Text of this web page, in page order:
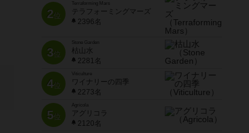
2位
Terraforming Mars
テラフォーミングマーズ
2396名
3位
Stone Garden
枯山水
2281名
4位
Viticulture
ワイナリーの四季
2273名
5位
Agricola
アグリコラ
2120名